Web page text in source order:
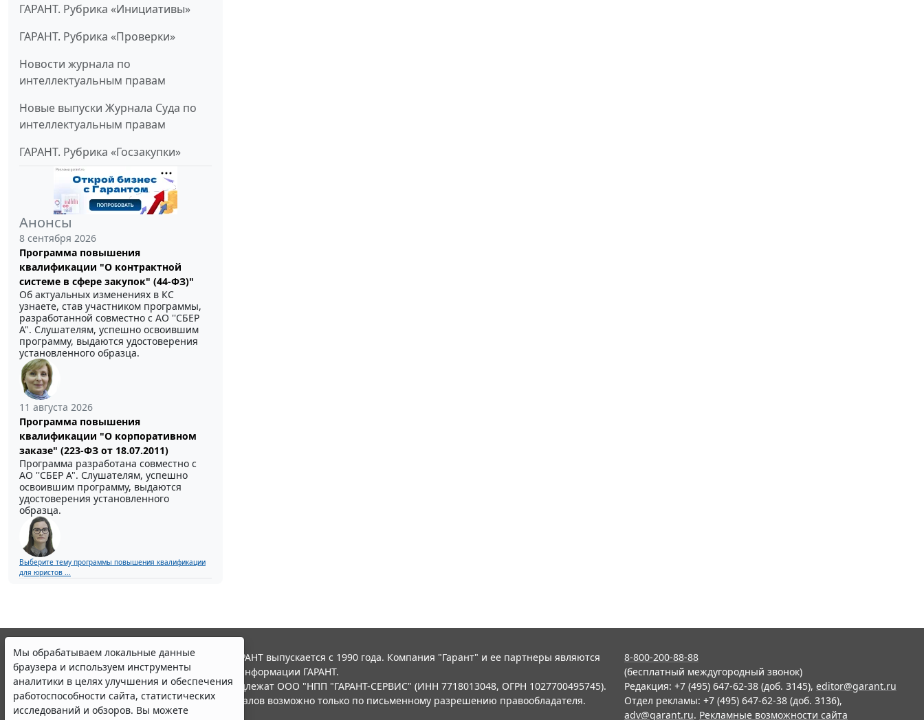
ГАРАНТ. Рубрика «Инициативы»
ГАРАНТ. Рубрика «Проверки»
Новости журнала по
интеллектуальным правам
Новые выпуски Журнала Суда по
интеллектуальным правам
ГАРАНТ. Рубрика «Госзакупки»
Анонсы
8 сентября 2026
Программа повышения
квалификации "О контрактной
системе в сфере закупок" (44-ФЗ)"
Об актуальных изменениях в КС
узнаете, став участником программы,
разработанной совместно с АО ''СБЕР
А". Слушателям, успешно освоившим
программу, выдаются удостоверения
установленного образца.
11 августа 2026
Программа повышения
квалификации "О корпоративном
заказе" (223-ФЗ от 18.07.2011)
Программа разработана совместно с
АО ''СБЕР А". Слушателям, успешно
освоившим программу, выдаются
удостоверения установленного
образца.
Выберите тему программы повышения квалификации
для юристов ...
Мы обрабатываем локальные данные
браузера и используем инструменты
аналитики в целях улучшения и обеспечения
работоспособности сайта, статистических
исследований и обзоров. Вы можете
© ООО "НПП "ГАРАНТ-СЕРВИС", 2026. Система ГАРАНТ выпускается с 1990 года. Компания "Гарант" и ее партнеры являются
участниками Российской ассоциации правовой информации ГАРАНТ.
Все права на материалы сайта ГАРАНТ.РУ принадлежат ООО "НПП "ГАРАНТ-СЕРВИС" (ИНН 7718013048, ОГРН 1027700495745).
Полное или частичное воспроизведение материалов возможно только по письменному разрешению правообладателя.
Правила использования портала.
8-800-200-88-88
(бесплатный междугородный звонок)
Редакция: +7 (495) 647-62-38 (доб. 3145), editor@garant.ru
Отдел рекламы: +7 (495) 647-62-38 (доб. 3136),
adv@garant.ru. Рекламные возможности сайта